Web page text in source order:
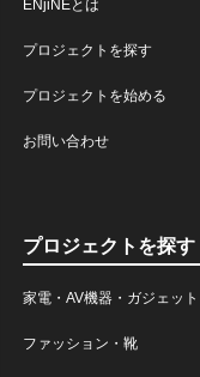
ENjiNEとは
プロジェクトを探す
プロジェクトを始める
お問い合わせ
プロジェクトを探す
家電・AV機器・ガジェット
ファッション・靴